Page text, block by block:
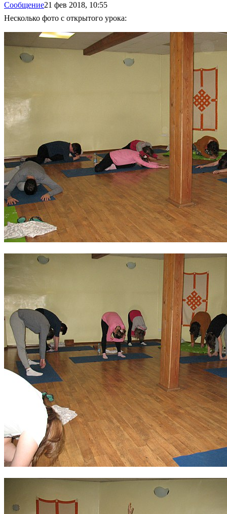
Сообщение21 фев 2018, 10:55
Несколько фото с открытого урока: